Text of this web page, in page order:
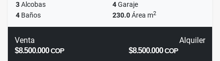
3Alcobas 4Garaje
4 Baños 230.0Área m2
Venta
$8.500.000COP
Alquiler
$8.500.000COP